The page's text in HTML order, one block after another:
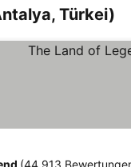
Türkei)
(44 913